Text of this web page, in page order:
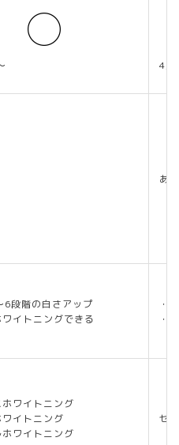
あり
6段階の白さアップ
ワイトニングできる
・
・
ホワイトニング
ワイトニング
ホワイトニング
セ